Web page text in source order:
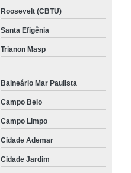
Roosevelt (CBTU)
Santa Efigênia
Trianon Masp
Balneário Mar Paulista
Campo Belo
Campo Limpo
Cidade Ademar
Cidade Jardim